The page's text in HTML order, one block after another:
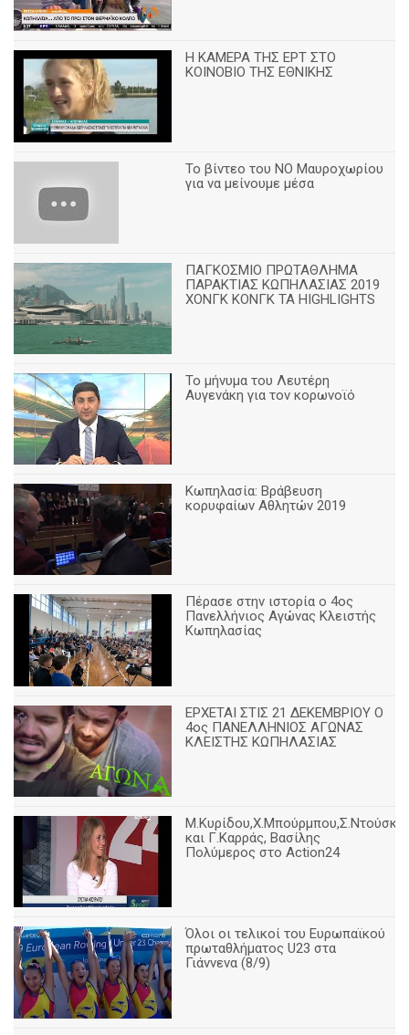
Η ΚΑΜΕΡΑ ΤΗΣ ΕΡΤ ΣΤΟ
ΚΟΙΝΟΒΙΟ ΤΗΣ ΕΘΝΙΚΗΣ
Το βίντεο του ΝΟ Μαυροχωρίου
για να μείνουμε μέσα
ΠΑΓΚΟΣΜΙΟ ΠΡΩΤΑΘΛΗΜΑ
ΠΑΡΑΚΤΙΑΣ ΚΩΠΗΛΑΣΙΑΣ 2019
ΧΟΝΓΚ ΚΟΝΓΚ ΤΑ HIGHLIGHTS
Το μήνυμα του Λευτέρη
Αυγενάκη για τον κορωνοϊό
Κωπηλασία: Βράβευση
κορυφαίων Αθλητών 2019
Πέρασε στην ιστορία ο 4ος
Πανελλήνιος Αγώνας Κλειστής
Κωπηλασίας
ΕΡΧΕΤΑΙ ΣΤΙΣ 21 ΔΕΚΕΜΒΡΙΟΥ Ο
4ος ΠΑΝΕΛΛΗΝΙΟΣ ΑΓΩΝΑΣ
ΚΛΕΙΣΤΗΣ ΚΩΠΗΛΑΣΙΑΣ
και Γ.Καρράς, Βασίλης
Πολύμερος στο Action24
Όλοι οι τελικοί του Ευρωπαϊκού
πρωταθλήματος U23 στα
Γιάννενα (8/9)